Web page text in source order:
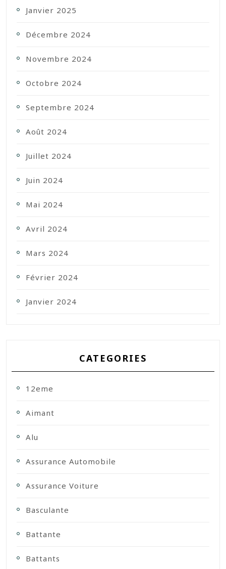
Janvier 2025
Décembre 2024
Novembre 2024
Octobre 2024
Septembre 2024
Août 2024
Juillet 2024
Juin 2024
Mai 2024
Avril 2024
Mars 2024
Février 2024
Janvier 2024
CATEGORIES
12eme
Aimant
Alu
Assurance Automobile
Assurance Voiture
Basculante
Battante
Battants